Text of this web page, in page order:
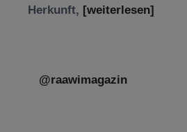
Herkunft, [weiterlesen]
@raawimagazin